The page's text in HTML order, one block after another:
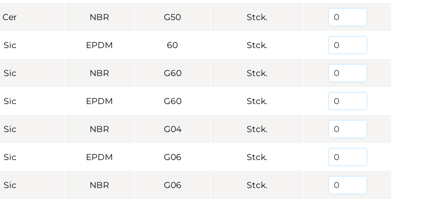
Cer NBR G50 Stck.
Sic EPDM 60 Stck.
Sic NBR G60 Stck.
Sic EPDM G60 Stck.
Sic NBR G04 Stck.
Sic EPDM G06 Stck.
Sic NBR G06 Stck.